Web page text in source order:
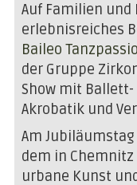
Auf Familien
erlebnisreiches
Baileo
der Gruppe
Show mit Ballett-
Akrobatik und
Am
dem in
urbane Kunst